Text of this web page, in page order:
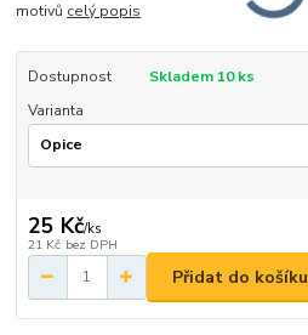
motivů celý popis
Dostupnost
Skladem 10 ks
Varianta
25 Kč/ks
21 Kč bez DPH
Přidat do košíku